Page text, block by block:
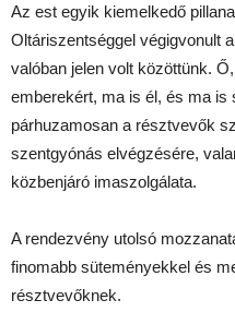
Az est egyik kiemelkedő
Oltáriszentséggel végigvonult
valóban jelen volt közöttünk.
emberekért, ma is él, és ma is
párhuzamosan a résztvevők
szentgyónás elvégzésére,
közbenjáró imaszolgálata.
A rendezvény utolsó
finomabb süteményekkel és
résztvevőknek.